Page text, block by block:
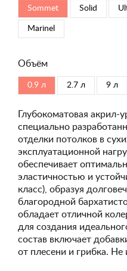
Sommet Solid
Marinel
Объём
0.9 л 2.7 л 9 л
Глубокоматовая акрил-
специально
отделки потолков в
эксплуатационной
обеспечивает
эластичностью и
класс), образуя
благородной
обладает отличной
для создания
состав включает
от плесени и грибка. Не